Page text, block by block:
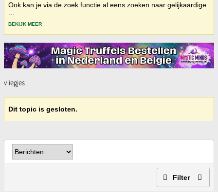
Ook kan je via de zoek functie al eens zoeken naar gelijkaardige
BEKIJK MEER
vliegjes
Dit topic is gesloten.
Filter